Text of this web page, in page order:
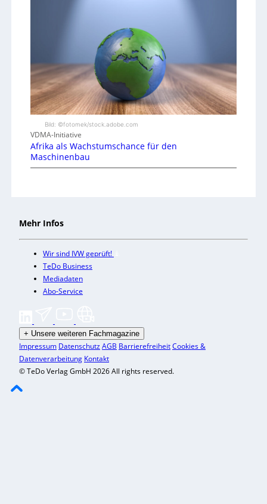
Bild: ©fotomek/stock.adobe.com
VDMA-Initiative
Afrika als Wachstumschance für den
Maschinenbau
Mehr Infos
Wir sind IVW geprüft!
TeDo Business
Mediadaten
Abo-Service
+ Unsere weiteren Fachmagazine
Impressum DatenschutzAGB BarrierefreiheitCookies &
Datenverarbeitung Kontakt
© TeDo Verlag GmbH 2026 All rights reserved.